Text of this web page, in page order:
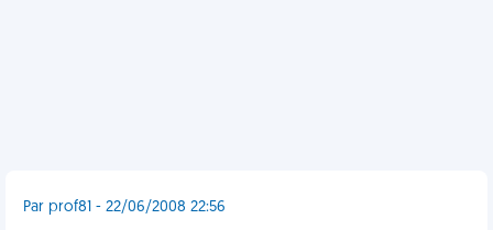
Par prof81 - 22/06/2008 22:56